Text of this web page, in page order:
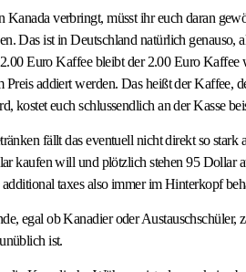
Kanada verbringt, müsst ihr euch daran
Das ist in Deutschland natürlich genauso,
Euro Kaffee bleibt der 2.00 Euro Kaffee
Preis addiert werden. Das heißt der Kaffee,
kostet euch schlussendlich an der Kasse
fällt das eventuell nicht direkt so stark
kaufen will und plötzlich stehen 95 Dollar
taxes also immer im Hinterkopf
egal ob Kanadier oder
ist.